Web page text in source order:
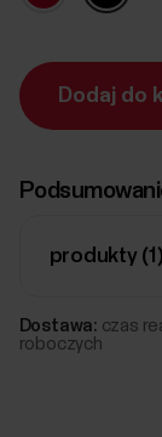
Dodaj do
produkty (1 )
Dostawa: czas
roboczych